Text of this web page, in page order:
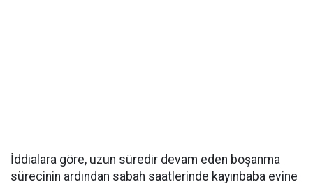
İddialara göre, uzun süredir devam eden boşanma
sürecinin ardından sabah saatlerinde kayınbaba evine